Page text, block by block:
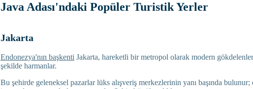
Java Adası'ndaki Popüler Turistik Yerler
Jakarta
Endonezya'nın başkenti Jakarta, hareketli bir metropol olarak modern
şekilde harmanlar.
Bu şehirde geleneksel pazarlar lüks alışveriş merkezlerinin yanı başında